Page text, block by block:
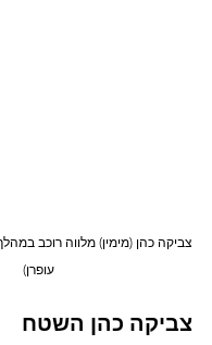
צביקה כהן (מימין) מלווה רוכב
עופרן)
צביקה כהן השטח